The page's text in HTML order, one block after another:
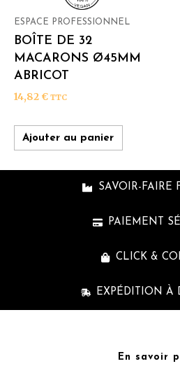
ESPACE PROFESSIONNEL
BOÎTE DE 32
MACARONS Ø45MM
ABRICOT
14,82 € TTC
Ajouter au panier
SAVOIR-FAIRE
PAIEMENT
CLICK &
EXPÉDITION À
En savoir